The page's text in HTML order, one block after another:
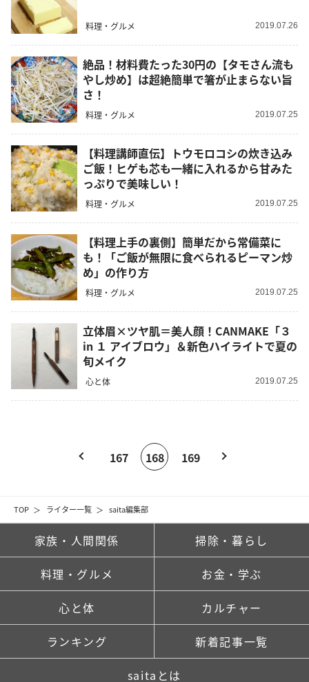
TOP ライター一覧 saita編集部
料理・グルメ 2019.07.26
絶品！材料費たった30円の【タモさん流も
やし炒め】は超絶簡単で箸が止まらない旨
さ！
料理・グルメ 2019.07.25
【料理講師直伝】トウモロコシの炊き込み
ご飯！ヒゲも芯も一緒に入れるから甘みた
っぷりで美味しい！
料理・グルメ 2019.07.25
【料理上手の裏側】簡単だから常備菜に
も！「ご飯が無限に食べられるピーマン炒
め」の作り方
料理・グルメ 2019.07.25
立体眉×ツヤ肌＝美人顔！CANMAKE「３
in １ アイブロウ」＆新色ハイライトで夏の
旬メイク
心と体 2019.07.25
167 168 169
家族・人間関係 掃除・暮らし
料理・グルメ お金・学ぶ
心と体 カルチャー
ランキング 新着記事一覧
saitaとは